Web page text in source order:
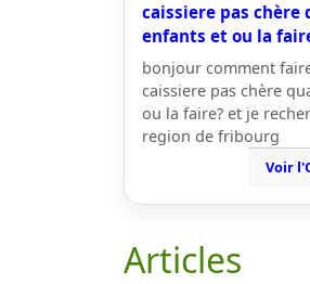
caissiere pas chère
enfants et ou la
bonjour comment
caissiere pas chère
ou la faire? et je
region de fribourg
Voir
Articles